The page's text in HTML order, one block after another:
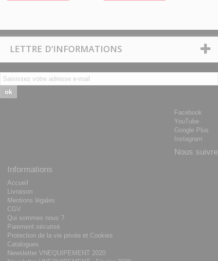
LETTRE D'INFORMATIONS
ok
Facebook
YouTube
Google Plus
Instagram
Nous suivre
Informations
Accueil
Livraison
Mentions légales
CGV
Qui sommes nous ?
Paiement sécurisé
Protection de la vie privée et Cookies
Catalogues
Newsletter VNEQUIPEMENT 2020